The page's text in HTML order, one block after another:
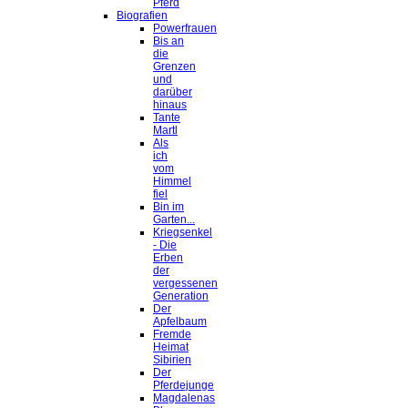
Pferd
Biografien
Powerfrauen
Bis an
die
Grenzen
und
darüber
hinaus
Tante
Martl
Als
ich
vom
Himmel
fiel
Bin im
Garten...
Kriegsenkel
- Die
Erben
der
vergessenen
Generation
Der
Apfelbaum
Fremde
Heimat
Sibirien
Der
Pferdejunge
Magdalenas